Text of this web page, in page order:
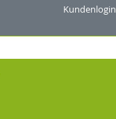
Kundenlogin